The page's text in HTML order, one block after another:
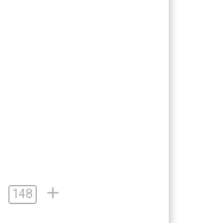
148